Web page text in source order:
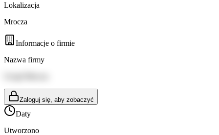
Lokalizacja
Mrocza
Informacje o firmie
Nazwa firmy
Zaloguj się, aby zobaczyć
Daty
Utworzono